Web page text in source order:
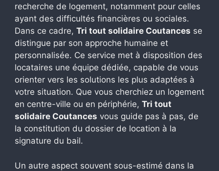
recherche de logement, notamment pour celles
ayant des difficultés financières ou sociales.
Dans ce cadre, Tri tout solidaire Coutances se
distingue par son approche humaine et
personnalisée. Ce service met à disposition des
locataires une équipe dédiée, capable de vous
orienter vers les solutions les plus adaptées à
votre situation. Que vous cherchiez un logement
en centre-ville ou en périphérie, Tri tout
solidaire Coutances vous guide pas à pas, de
la constitution du dossier de location à la
signature du bail.
Un autre aspect souvent sous-estimé dans la